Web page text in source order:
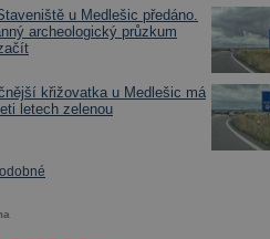
u Medlešic předáno.
archeologický průzkum
křižovatka u Medlešic má
letech zelenou